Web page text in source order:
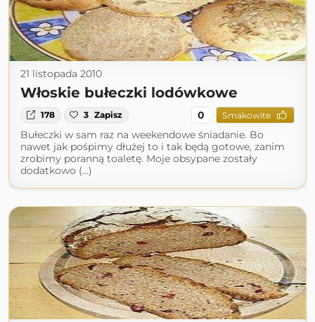
21 listopada 2010
Włoskie bułeczki lodówkowe
178 3 Zapisz 0 Smakowite
Bułeczki w sam raz na weekendowe śniadanie. Bo
nawet jak pośpimy dłużej to i tak będą gotowe, zanim
zrobimy poranną toaletę. Moje obsypane zostały
dodatkowo (...)